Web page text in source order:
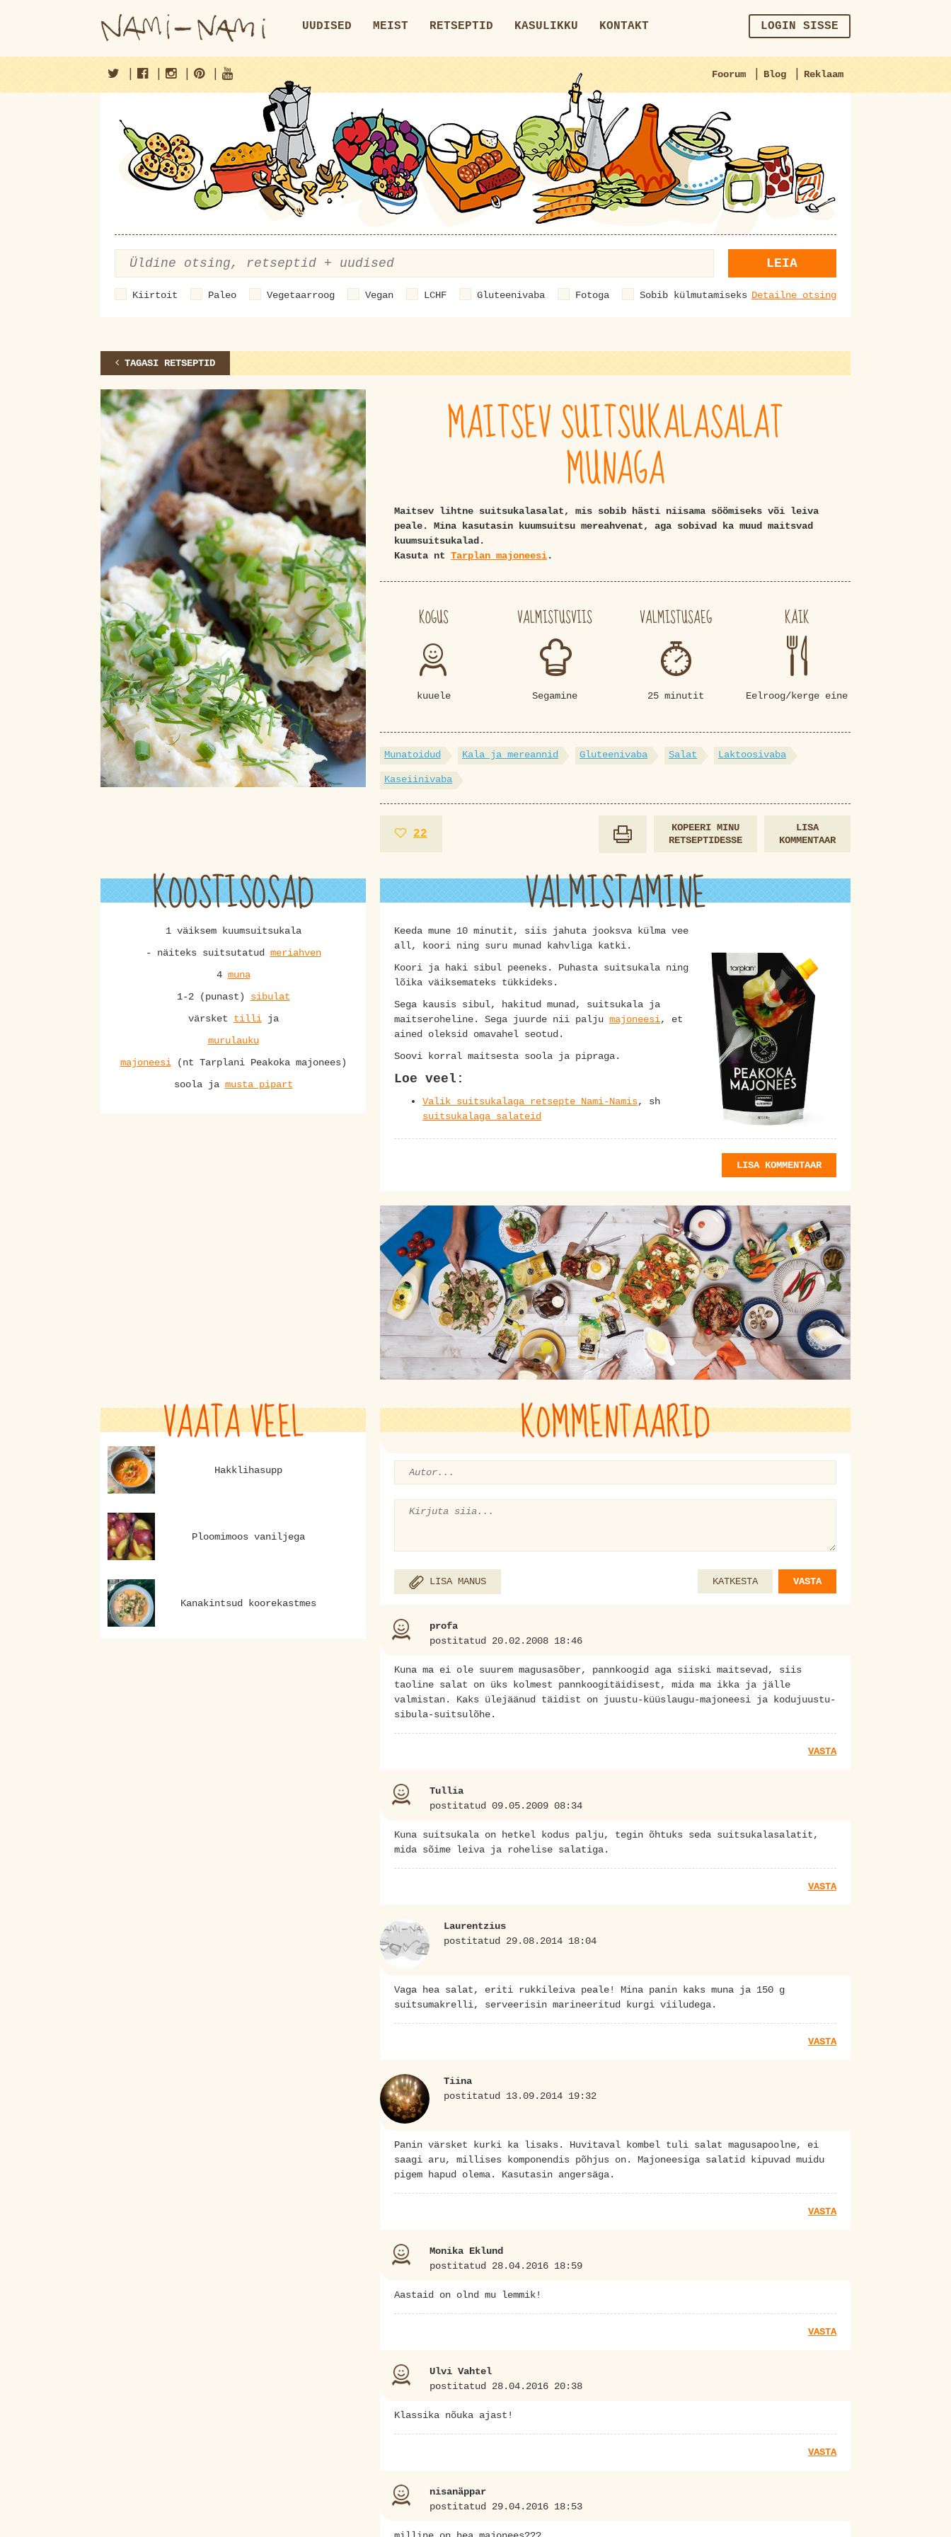
UUDISED MEIST RETSEPTID KASULIKKU KONTAKT LOGIN SISSE
Foorum | Blog | Reklaam
| | | |
LEIA
Kiirtoit Paleo Vegetaarroog Vegan LCHF Gluteenivaba Fotoga Sobib külmutamiseks Detailne otsing
TAGASI RETSEPTID
MAITSEV SUITSUKALASALAT
MUNAGA
Maitsev lihtne suitsukalasalat, mis sobib hästi niisama söömiseks või leiva
peale. Mina kasutasin kuumsuitsu mereahvenat, aga sobivad ka muud maitsvad
kuumsuitsukalad.
Kasuta nt Tarplan majoneesi.
KOGUS
kuuele
VALMISTUSVIIS
Segamine
VALMISTUSAEG
25 minutit
KÄIK
Eelroog/kerge eine
Munatoidud Kala ja mereannid Gluteenivaba Salat Laktoosivaba
Kaseiinivaba
22
LISA
KOMMENTAAR
KOPEERI MINU
RETSEPTIDESSE
KOOSTISOSAD
1 väiksem kuumsuitsukala
- näiteks suitsutatud meriahven
4 muna
1-2 (punast) sibulat
värsket tillija
murulauku
majoneesi(nt Tarplani Peakoka majonees)
soola ja musta pipart
VALMISTAMINE
Keeda mune 10 minutit, siis jahuta jooksva külma vee
all, koori ning suru munad kahvliga katki.
Koori ja haki sibul peeneks. Puhasta suitsukala ning
lõika väiksemateks tükkideks.
Sega kausis sibul, hakitud munad, suitsukala ja
maitseroheline. Sega juurde nii palju majoneesi, et
ained oleksid omavahel seotud.
Soovi korral maitsesta soola ja pipraga.
Loe veel:
Valik suitsukalaga retsepte Nami-Namis, sh
suitsukalaga salateid
LISA KOMMENTAAR
KOMMENTAARID
LISA MANUS KATKESTA VASTA
profa
postitatud 20.02.2008 18:46
Kuna ma ei ole suurem magusasõber, pannkoogid aga siiski maitsevad, siis
taoline salat on üks kolmest pannkoogitäidisest, mida ma ikka ja jälle
valmistan. Kaks ülejäänud täidist on juustu-küüslaugu-majoneesi ja kodujuustu-
sibula-suitsulõhe.
VASTA
Tullia
postitatud 09.05.2009 08:34
Kuna suitsukala on hetkel kodus palju, tegin õhtuks seda suitsukalasalatit,
mida sõime leiva ja rohelise salatiga.
VASTA
Laurentzius
postitatud 29.08.2014 18:04
Vaga hea salat, eriti rukkileiva peale! Mina panin kaks muna ja 150 g
suitsumakrelli, serveerisin marineeritud kurgi viiludega.
VASTA
Tiina
postitatud 13.09.2014 19:32
Panin värsket kurki ka lisaks. Huvitaval kombel tuli salat magusapoolne, ei
saagi aru, millises komponendis põhjus on. Majoneesiga salatid kipuvad muidu
pigem hapud olema. Kasutasin angersäga.
VASTA
Monika Eklund
postitatud 28.04.2016 18:59
Aastaid on olnd mu lemmik!
VASTA
Ulvi Vahtel
postitatud 28.04.2016 20:38
Klassika nõuka ajast!
VASTA
nisanäppar
postitatud 29.04.2016 18:53
VAATA VEEL
Hakklihasupp
Ploomimoos vaniljega
Kanakintsud koorekastmes